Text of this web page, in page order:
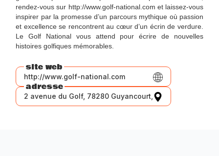
rendez-vous sur http://www.golf-national.com et laissez-vous
inspirer par la promesse d’un parcours mythique où passion
et excellence se rencontrent au cœur d’un écrin de verdure.
Le Golf National vous attend pour écrire de nouvelles
histoires golfiques mémorables.
site web
http://www.golf-national.com
adresse
2 avenue du Golf, 78280 Guyancourt,